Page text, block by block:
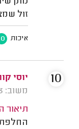
זול
איכות
יוסי
משוב: 16/04/2023
תיאור
החלפת
10